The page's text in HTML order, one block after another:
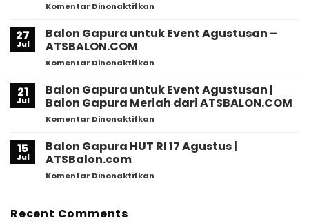
RI
Profesional
Komentar Dinonaktifkan
Balon
Gapura
Agustusan
2026,
Semakin
27
Jul
Balon Gapura untuk Event Agustusan –
ATSBALON.COM
Komentar Dinonaktifkan
Gapura
untuk
Event
ATSBALON.COM
21
Jul
Balon Gapura untuk Event Agustusan |
Balon Gapura Meriah dari ATSBALON.COM
Komentar Dinonaktifkan
Gapura
untuk
15
Jul
Balon Gapura HUT RI 17 Agustus |
ATSBalon.com
Komentar Dinonaktifkan
Recent Comments